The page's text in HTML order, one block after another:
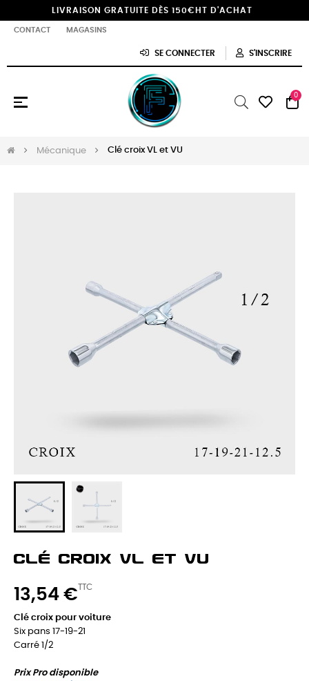
LIVRAISON GRATUITE DÈS 150€HT D'ACHAT
CONTACT MAGASINS
SE CONNECTER S'INSCRIRE
Basculer
☰ 0
Mécanique Clé croix VL et VU
Clé Croix VL Et VU
13,54 € TTC
Clé croix pour voiture
Six pans 17-19-21
Carré 1/2
Prix Pro disponible